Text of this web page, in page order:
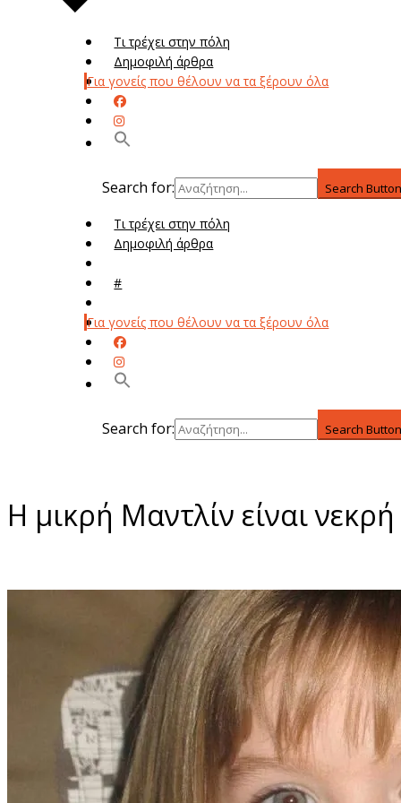
Τι τρέχει στην πόλη
Δημοφιλή άρθρα
Για γονείς που θέλουν να τα ξέρουν όλα
Search for: Search
Τι τρέχει στην πόλη
Δημοφιλή άρθρα
#
Για γονείς που θέλουν να τα ξέρουν όλα
Search for: Search
Η μικρή Μαντλίν είναι νεκρή